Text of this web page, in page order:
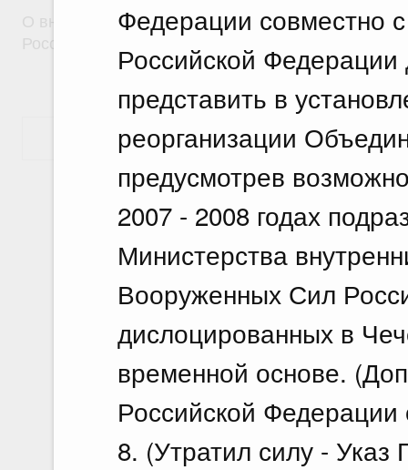
Федерации совместно
Российской Федерации
представить в
реорганизации
предусмотрев
2007 - 2008 годах
Министерства
Вооруженных Сил
дислоцированных в
временной основе.
Российской
8. (Утратил силу - Указ
О внесении изменений в некоторые акты
Показать еще